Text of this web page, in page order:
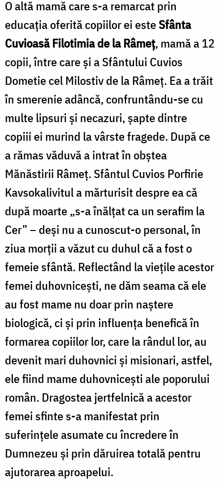
O altă mamă care s-a remarcat prin
educația oferită copiilor ei esteSfânta
Cuvioasă Filotimia de la Râmeț, mamă a 12
copii, între care și a Sfântului Cuvios
Dometie cel Milostiv de la Râmeț. Ea a trăit
în smerenie adâncă, confruntându-se cu
multe lipsuri și necazuri, șapte dintre
copiii ei murind la vârste fragede. După ce
a rămas văduvă a intrat în obștea
Mănăstirii Râmeț. Sfântul Cuvios Porfirie
Kavsokalivitul a mărturisit despre ea că
după moarte „s-a înălțat ca un serafim la
Cer” – deși nu a cunoscut-o personal, în
ziua morții a văzut cu duhul că a fost o
femeie sfântă. Reflectând la viețile acestor
femei duhovnicești, ne dăm seama că ele
au fost mame nu doar prin naștere
biologică, ci și prin influența benefică în
formarea copiilor lor, care la rândul lor, au
devenit mari duhovnici și misionari, astfel,
ele fiind mame duhovnicești ale poporului
român. Dragostea jertfelnică a acestor
femei sfinte s-a manifestat prin
suferințele asumate cu încredere în
Dumnezeu și prin dăruirea totală pentru
ajutorarea aproapelui.